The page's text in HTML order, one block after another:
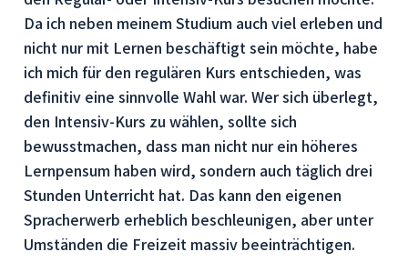
Da ich neben meinem Studium auch viel erleben und
nicht nur mit Lernen beschäftigt sein möchte, habe
ich mich für den regulären Kurs entschieden, was
definitiv eine sinnvolle Wahl war. Wer sich überlegt,
den Intensiv-Kurs zu wählen, sollte sich
bewusstmachen, dass man nicht nur ein höheres
Lernpensum haben wird, sondern auch täglich drei
Stunden Unterricht hat. Das kann den eigenen
Spracherwerb erheblich beschleunigen, aber unter
Umständen die Freizeit massiv beeinträchtigen.